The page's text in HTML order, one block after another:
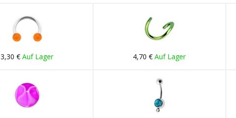
3,30 €Auf Lager 4,70 €Auf Lager